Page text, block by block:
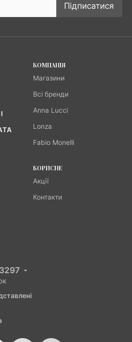
Підписатися
КОМПАНІЯ
Магазини
Всі бренди
Anna Lucci
Lonza
Fabio Monelli
КОРИСНЕ
Акції
Контакти